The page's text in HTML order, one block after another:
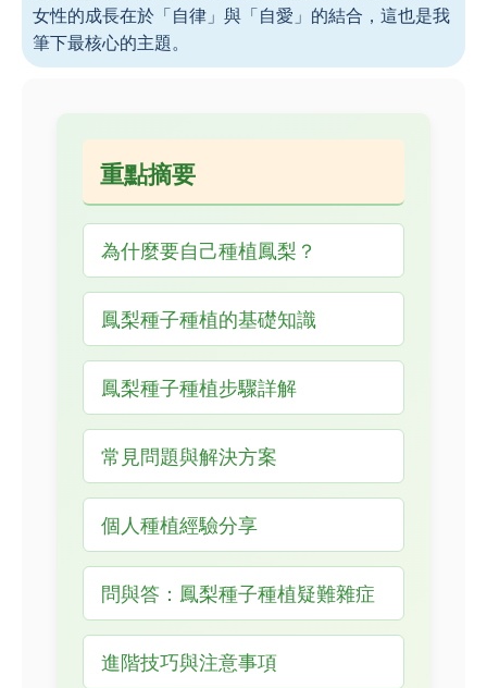
女性的成長在於「自律」與「自愛」的結合，這也是我
筆下最核心的主題。
重點摘要
為什麼要自己種植鳳梨？
鳳梨種子種植的基礎知識
鳳梨種子種植步驟詳解
常見問題與解決方案
個人種植經驗分享
問與答：鳳梨種子種植疑難雜症
進階技巧與注意事項